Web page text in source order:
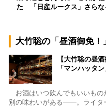
た 「日産ルークス」さら
大竹聡の「昼酒御免！」
【大竹聡の昼
「マンハッタ
お酒はいつ飲んでもいいもの
別の味わいがある――。ライタ